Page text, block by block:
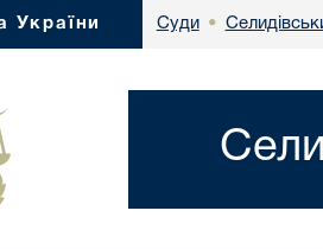
України Суди •